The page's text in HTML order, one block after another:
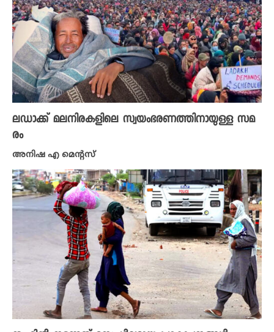
ലഡാക്ക് മലനിരകളിലെ സ്വയംഭരണത്തിനായുള്ള സമ
രം
അനിഷ എ മെന്റസ്